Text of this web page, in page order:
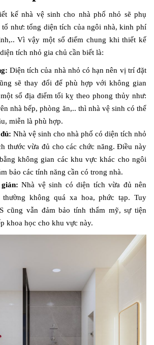
kế nhà vệ sinh cho nhà phố nhỏ sẽ phụ
như: tổng diện tích của ngôi nhà, kinh phí
Vì vậy một số điểm chung khi thiết kế
tích nhỏ gia chủ cần biết là:
Diện tích của nhà nhỏ có hạn nên vị trí đặt
sẽ thay đổi để phù hợp với không gian
số địa điểm tối kỵ theo phong thủy như:
nhà bếp, phòng ăn,.. thì nhà vệ sinh có thể
miễn là phù hợp.
Nhà vệ sinh cho nhà phố có diện tích nhỏ
thước vừa đủ cho các chức năng. Điều này
không gian các khu vực khác cho ngôi
bảo các tính năng cần có trong nhà.
Nhà vệ sinh có diện tích vừa đủ nên
không quá xa hoa, phức tạp. Tuy
cũng vẫn đảm bảo tính thẩm mỹ, sự tiện
khoa học cho khu vực này.